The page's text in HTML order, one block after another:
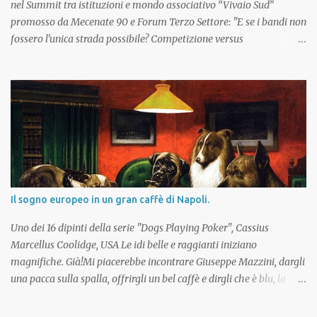
nel Summit tra istituzioni e mondo associativo “Vivaio Sud”
promosso da Mecenate 90 e Forum Terzo Settore: "E se i bandi non
fossero l'unica strada possibile? Competizione versus
La gioia, l’ottimismo ed il senso di onore che nascono in cuor
nostro dal poter partecipare al summit “Vivaio Sud” 2018 sono
sentimenti accompagnati da una importante responsabilità,
ovvero, quella di trasformare la partecipazione in
compartecipazione, l’operatività in cooperaz...
Il sogno europeo in un gran caffè di Napoli.
Uno dei 16 dipinti della serie "Dogs Playing Poker", Cassius
Marcellus Coolidge, USA Le idi belle e raggianti iniziano
magnifiche. Già!Mi piacerebbe incontrare Giuseppe Mazzini, dargli
una pacca sulla spalla, offrirgli un bel caffè e dirgli che è blu, la